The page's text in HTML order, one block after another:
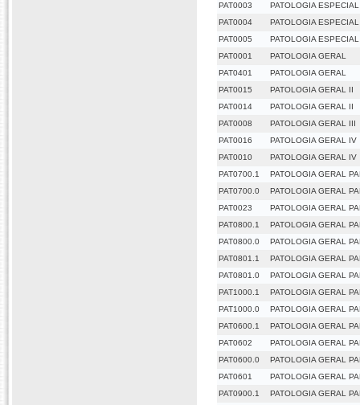
PAT0003
PATOLOGIA
PAT0004
PATOLOGIA
PAT0005
PATOLOGIA
PAT0001
PATOLOGIA GERAL
PAT0401
PATOLOGIA GERAL
PAT0015
PATOLOGIA GERAL II
PAT0014
PATOLOGIA GERAL II
PAT0008
PATOLOGIA GERAL III
PAT0016
PATOLOGIA GERAL IV
PAT0010
PATOLOGIA GERAL IV
PAT0700.1
PATOLOGIA GERAL
PAT0700.0
PATOLOGIA GERAL
PAT0023
PATOLOGIA GERAL
PAT0800.1
PATOLOGIA GERAL
PAT0800.0
PATOLOGIA GERAL
PAT0801.1
PATOLOGIA GERAL
PAT0801.0
PATOLOGIA GERAL
PAT1000.1
PATOLOGIA GERAL
PAT1000.0
PATOLOGIA GERAL
PAT0600.1
PATOLOGIA GERAL
PAT0602
PATOLOGIA GERAL
PAT0600.0
PATOLOGIA GERAL
PAT0601
PATOLOGIA GERAL
PAT0900.1
PATOLOGIA GERAL